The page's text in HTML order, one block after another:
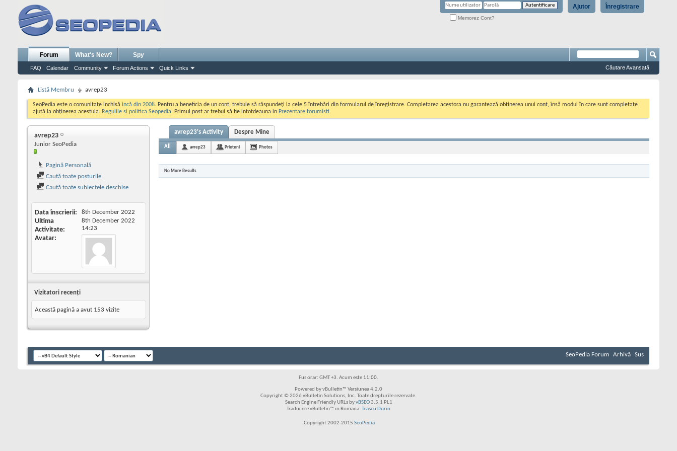
Înregistrare
Ajutor
Memorez Cont?
Forum
FAQ Calendar Community Forum Actions Quick Links
What's New? Spy
Căutare Avansată
Listă Membru avrep23
SeoPedia este o comunitate inchisă incă din 2008. Pentru a beneficia de un cont, trebuie să răspundeți la cele 5 întrebări din formularul de înregistrare. Completarea acestora nu garantează obținerea unui cont, însă modul în care sunt completate
ajută la obținerea acestuia. Regulile si politica Seopedia. Primul post ar trebui să fie intotdeauna in Prezentare forumisti.
avrep23
Junior SeoPedia
Pagină Personală
Caută toate posturile
Caută toate subiectele deschise
Data înscrierii 8th December 2022
Ultima
Activitate
8th December 2022
14:23
Avatar
Vizitatori recenţi
Această pagină a avut 153 vizite
avrep23's Activity Despre Mine
All avrep23 Prieteni Photos
No More Results
SeoPedia Forum Arhivă Sus
Fus orar: GMT +3. Acum este 11:00.
Powered by vBulletin™ Versiunea 4.2.0
Copyright © 2026 vBulletin Solutions, Inc. Toate drepturile rezervate.
Search Engine Friendly URLs byvBSEO3.5.1 PL1
Traducere vBulletin™ in Romana: Teascu Dorin
Copyright 2002-2015 SeoPedia